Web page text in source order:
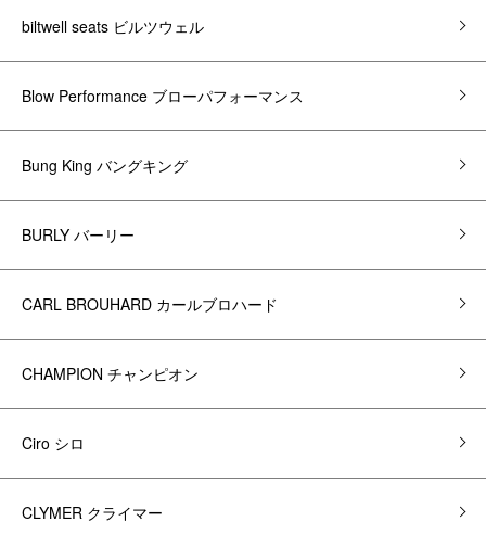
biltwell seats ビルツウェル
Blow Performance ブローパフォーマンス
Bung King バングキング
BURLY バーリー
CARL BROUHARD カールブロハード
CHAMPION チャンピオン
Ciro シロ
CLYMER クライマー